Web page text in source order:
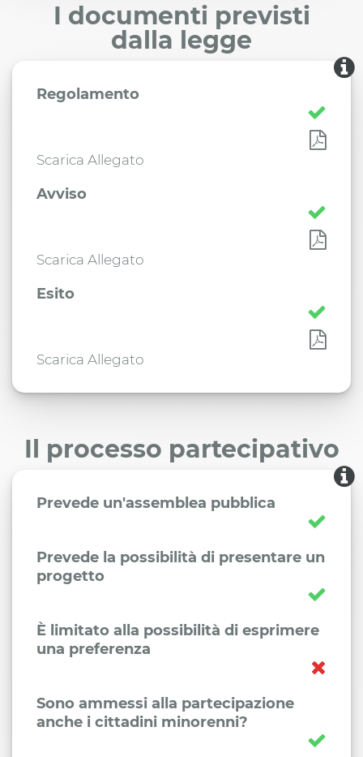
I documenti previsti
dalla legge
Regolamento
Scarica Allegato
Avviso
Scarica Allegato
Esito
Scarica Allegato
Il processo partecipativo
Prevede un'assemblea pubblica
Prevede la possibilità di presentare un
progetto
È limitato alla possibilità di esprimere
una preferenza
Sono ammessi alla partecipazione
anche i cittadini minorenni?